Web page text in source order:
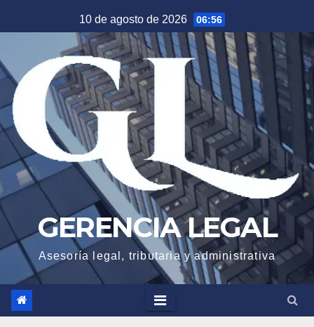
al
10 de agosto de 2026 06:56
GERENCIA LEGAL
Asesoría legal, tributaria y administrativa